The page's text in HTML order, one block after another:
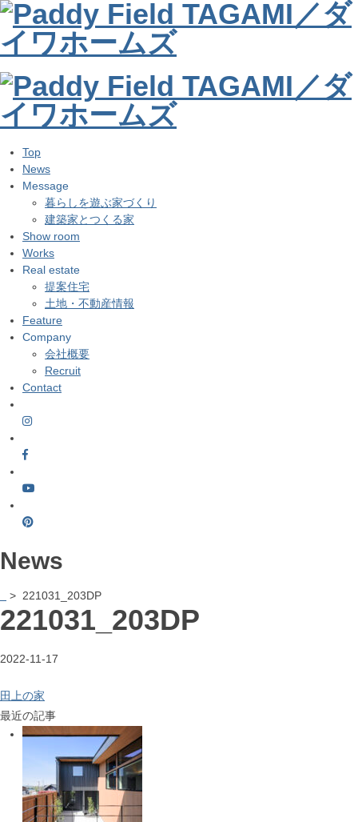
Top
News
Message
暮らしを遊ぶ家づくり
建築家とつくる家
Show room
Works
Real estate
提案住宅
土地・不動産情報
Feature
Company
会社概要
Recruit
Contact
News
> 221031_203DP
221031_203DP
2022-11-17
田上の家
最近の記事